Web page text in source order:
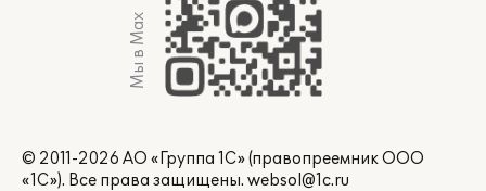
Мы в Max
© 2011-2026 АО «Группа 1С» (правопреемник ООО
«1С»). Все права защищены. websol@1c.ru